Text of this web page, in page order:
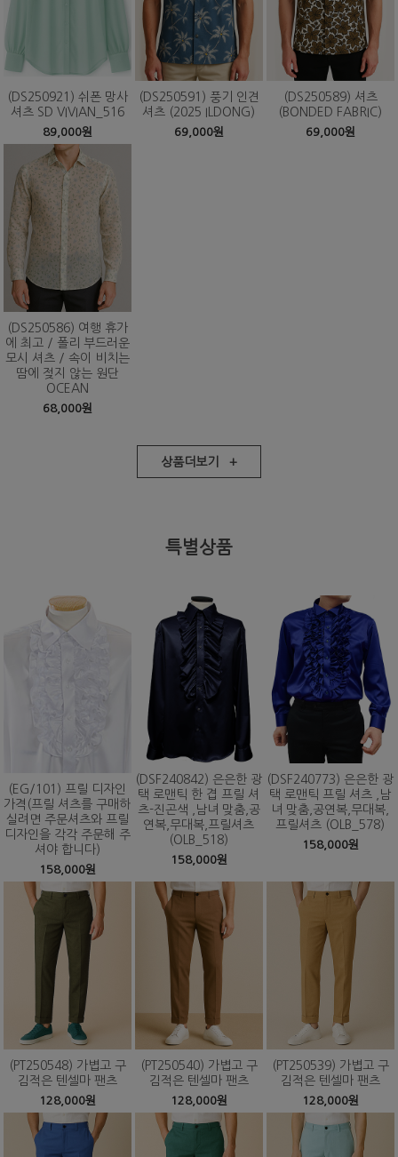
(DS250921) 쉬폰 망사
셔츠 SD VIVIAN_516
89,000원
(DS250591) 풍기 인견
셔츠 (2025 ILDONG)
69,000원
(DS250589) 셔츠
(BONDED FABRIC)
69,000원
(DS250586) 여행 휴가
에 최고 / 폴리 부드러운
모시 셔츠 / 속이 비치는
땀에 젖지 않는 원단
OCEAN
68,000원
상품더보기 +
특별상품
(EG/101) 프릴 디자인
가격(프릴 셔츠를 구매하
실려면 주문셔츠와 프릴
디자인을 각각 주문해 주
셔야 합니다)
158,000원
(DSF240842) 은은한 광
택 로맨틱 한 겹 프릴 셔
츠-진곤색 ,남녀 맞춤,공
연복,무대복,프릴셔츠
(OLB_518)
158,000원
(DSF240773) 은은한 광
택 로맨틱 프릴 셔츠 ,남
녀 맞춤,공연복,무대복,
프릴셔츠 (OLB_578)
158,000원
(PT250548) 가볍고 구
김적은 텐셀마 팬츠
128,000원
(PT250540) 가볍고 구
김적은 텐셀마 팬츠
128,000원
(PT250539) 가볍고 구
김적은 텐셀마 팬츠
128,000원